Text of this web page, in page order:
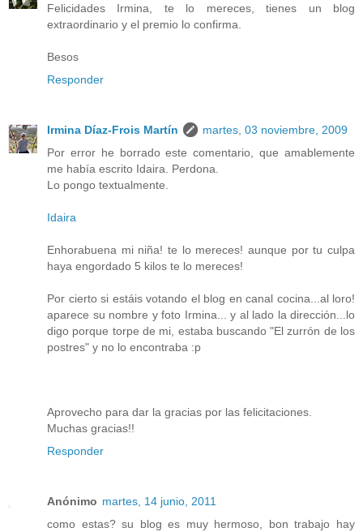
Felicidades Irmina, te lo mereces, tienes un blog
extraordinario y el premio lo confirma.
Besos
Responder
Irmina Díaz-Frois Martín
martes, 03 noviembre, 2009
Por error he borrado este comentario, que amablemente
me había escrito Idaira. Perdona.
Lo pongo textualmente.
Idaira
Enhorabuena mi niña! te lo mereces! aunque por tu culpa
haya engordado 5 kilos te lo mereces!
Por cierto si estáis votando el blog en canal cocina...al loro!
aparece su nombre y foto Irmina... y al lado la dirección...lo
digo porque torpe de mi, estaba buscando "El zurrón de los
postres" y no lo encontraba :p
Aprovecho para dar la gracias por las felicitaciones.
Muchas gracias!!
Responder
Anónimo martes, 14 junio, 2011
como estas? su blog es muy hermoso, bon trabajo hay